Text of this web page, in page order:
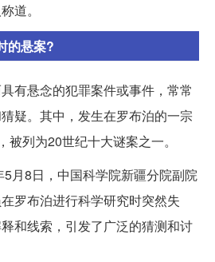
道。
的悬案?
有悬念的犯罪案件或事件，常常
疑。其中，发生在罗布泊的一宗
被列为20世纪十大谜案之一。
月8日，中国科学院新疆分院副院
罗布泊进行科学研究时突然失
和线索，引发了广泛的猜测和讨